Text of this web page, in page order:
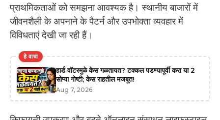
प्राथमिकताओं को समझना आवश्यक है। स्थानीय बाजारों में
जीवनशैली के अपनाने के पैटर्न और उपभोक्ता व्यवहार में
विविधताएं देखी जा रही हैं।
हे वाचा
हार्ड वॉटरमुळे केस गळतायत? टक्कल पडण्यापूर्वी करा या 2
सोप्या गोष्टी; केस राहतील मजबूत!
Aug 7, 2026